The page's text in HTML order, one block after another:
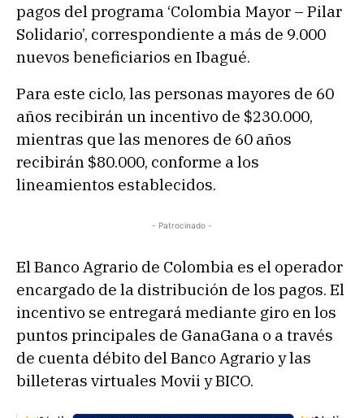
pagos del programa ‘Colombia Mayor – Pilar
Solidario’, correspondiente a más de 9.000
nuevos beneficiarios en Ibagué.
Para este ciclo, las personas mayores de 60
años recibirán un incentivo de $230.000,
mientras que las menores de 60 años
recibirán $80.000, conforme a los
lineamientos establecidos.
- Patrocinado -
El Banco Agrario de Colombia es el operador
encargado de la distribución de los pagos. El
incentivo se entregará mediante giro en los
puntos principales de GanaGana o a través
de cuenta débito del Banco Agrario y las
billeteras virtuales Movii y BICO.